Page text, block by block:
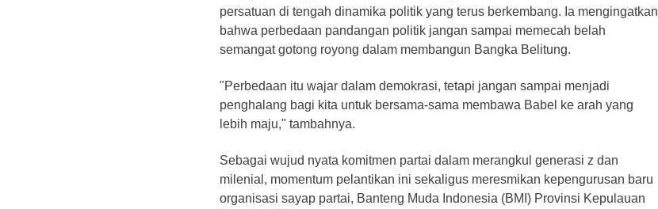
persatuan di tengah dinamika politik yang terus berkembang. Ia mengingatkan
bahwa perbedaan pandangan politik jangan sampai memecah belah
semangat gotong royong dalam membangun Bangka Belitung.
"Perbedaan itu wajar dalam demokrasi, tetapi jangan sampai menjadi
penghalang bagi kita untuk bersama-sama membawa Babel ke arah yang
lebih maju," tambahnya.
Sebagai wujud nyata komitmen partai dalam merangkul generasi z dan
milenial, momentum pelantikan ini sekaligus meresmikan kepengurusan baru
organisasi sayap partai, Banteng Muda Indonesia (BMI) Provinsi Kepulauan